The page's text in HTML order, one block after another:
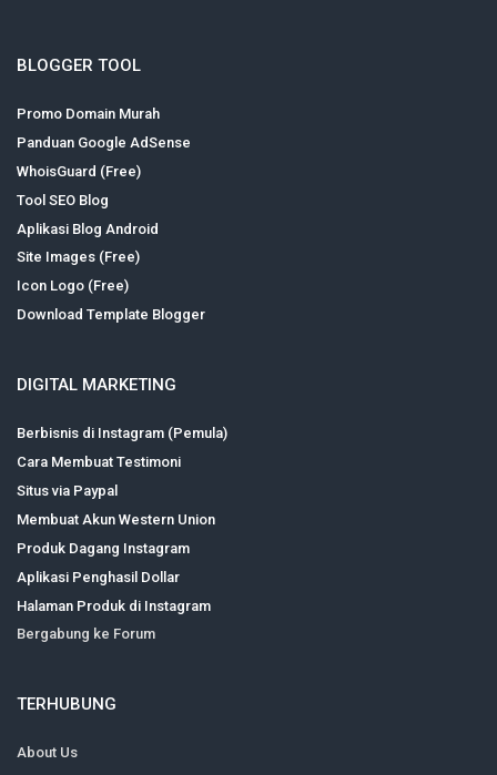
BLOGGER TOOL
Promo Domain Murah
Panduan Google AdSense
WhoisGuard (Free)
Tool SEO Blog
Aplikasi Blog Android
Site Images (Free)
Icon Logo (Free)
Download Template Blogger
DIGITAL MARKETING
Berbisnis di Instagram (Pemula)
Cara Membuat Testimoni
Situs via Paypal
Membuat Akun Western Union
Produk Dagang Instagram
Aplikasi Penghasil Dollar
Halaman Produk di Instagram
Bergabung ke Forum
TERHUBUNG
About Us